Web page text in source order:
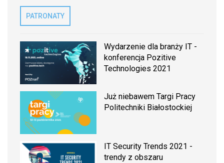
PATRONATY
Wydarzenie dla branży IT -
konferencja Pozitive
Technologies 2021
Już niebawem Targi Pracy
Politechniki Białostockiej
IT Security Trends 2021 -
trendy z obszaru